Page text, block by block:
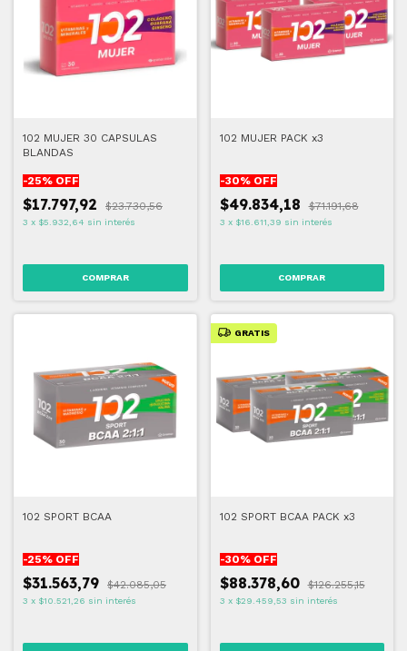
102 MUJER 30 CAPSULAS
BLANDAS
-25% OFF
$17.797,92 $23.730,56
3 x $5.932,64 sin interés
102 MUJER PACK x3
-30% OFF
$49.834,18 $71.191,68
3 x $16.611,39 sin interés
102 SPORT BCAA
-25% OFF
$31.563,79 $42.085,05
3 x $10.521,26 sin interés
GRATIS
102 SPORT BCAA PACK x3
-30% OFF
$88.378,60 $126.255,15
3 x $29.459,53 sin interés